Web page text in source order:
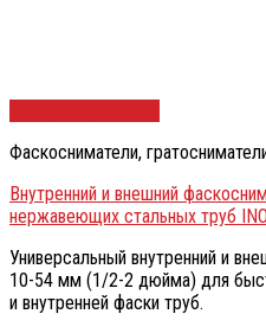
Фаскосниматели,
Внутренний и внешний
нержавеющих стальных труб
Универсальный внутренний и
10-54 мм (1/2-2 дюйма) для
и внутренней фаски труб.